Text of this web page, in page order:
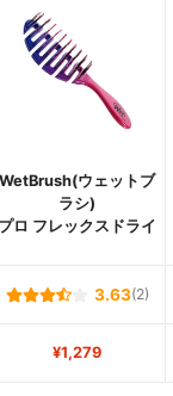
WetBrush(ウェットブ
ラシ)
プロ フレックスドライ
3.63(2)
¥1,279